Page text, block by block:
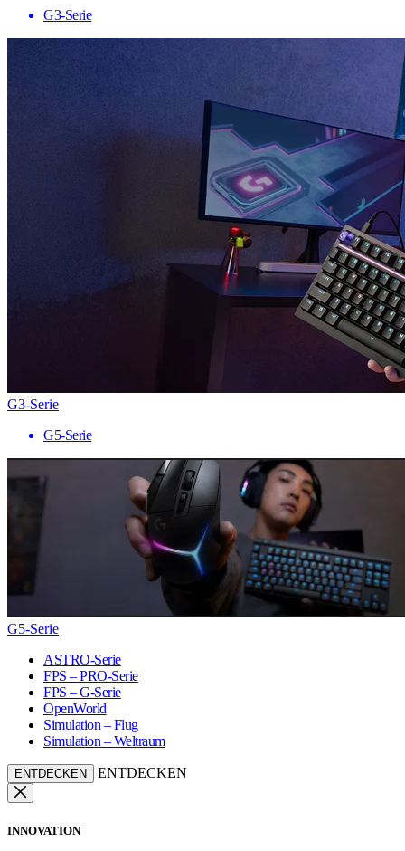
G3-Serie
G3-Serie
G5-Serie
G5-Serie
ASTRO-Serie
FPS – PRO-Serie
FPS – G-Serie
OpenWorld
Simulation – Flug
Simulation – Weltraum
ENTDECKEN ENTDECKEN
INNOVATION